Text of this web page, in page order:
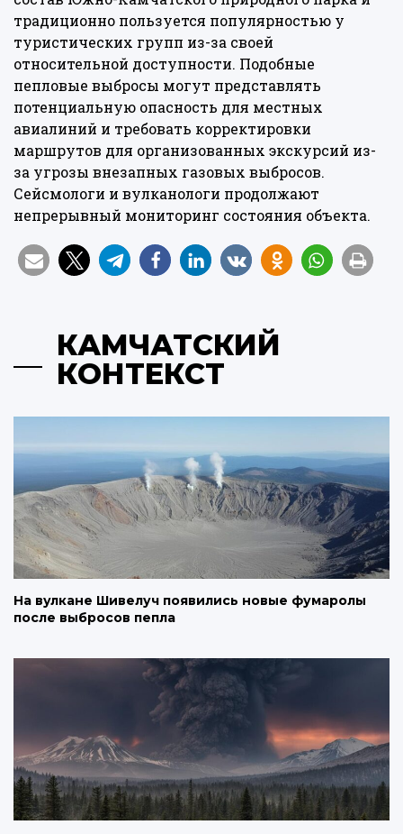
традиционно пользуется популярностью у
туристических групп из-за своей
относительной доступности. Подобные
пепловые выбросы могут представлять
потенциальную опасность для местных
авиалиний и требовать корректировки
маршрутов для организованных экскурсий из-
за угрозы внезапных газовых выбросов.
Сейсмологи и вулканологи продолжают
непрерывный мониторинг состояния объекта.
КАМЧАТСКИЙ
КОНТЕКСТ
На вулкане Шивелуч появились новые фумаролы
после выбросов пепла